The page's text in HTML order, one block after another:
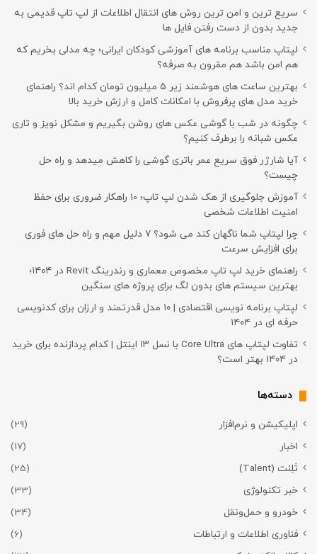
سریع ترین و امن ترین روش های انتقال اطلاعات از لپ تاپ قدیمی به
جدید بدون از دست رفتن فایل ها
لپتاپ مناسب برنامه های آموزشی کودکان ایرانی؛ چه مدلی بخریم که
هم امن باشد هم مقرون به صرفه؟
بهترین ساعت های هوشمند زیر ۵ میلیون تومان کدام اند؟ راهنمای
خرید مدل های پرفروش با امکانات کامل و ارزش خرید بالا
چگونه در شب با گوشی عکس های روشن بگیریم و مشکل نویز و تاری
عکس شبانه را برطرف کنیم؟
آیا شارژر فوق سریع عمر باتری گوشی را کاهش میدهد و راه حل
چیست؟
آموزش جلوگیری از هک شدن لپ تاپ؛ 10 راهکار ضروری برای حفظ
امنیت اطلاعات شخصی
چرا لپتاپ شما ناگهان کند می شود؟ ۷ دلیل مهم و راه حل های فوری
برای افزایش سرعت
راهنمای خرید لپ تاپ مخصوص معماری و رندرینگ Revit در ۱۴۰۴؛
بهترین سیستم های بدون لگ برای پروژه های سنگین
لپتاپ برنامه نویسی اقتصادی | ۱۰ مدل قدرتمند و ارزان برای کدنویسی
حرفه ای در ۱۴۰۴
تفاوت لپتاپ های Core Ultra با نسل ۱۳ اینتل | کدام پردازنده برای خرید
در ۱۴۰۴ بهتر است؟
دسته‌ها
اپلیکیشن و نرم‌افزار
(29)
اخبار
(17)
تَلِنت (Talent)
(25)
خبر تکنولوژی
(33)
خودرو و حمل‌و‌نقل
(34)
فناوری اطلاعات و ارتباطات
(6)